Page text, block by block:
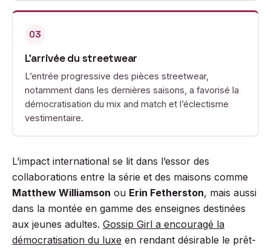
03
L’arrivée du streetwear
L’entrée progressive des pièces streetwear,
notamment dans les dernières saisons, a favorisé la
démocratisation du mix and match et l’éclectisme
vestimentaire.
L’impact international se lit dans l’essor des
collaborations entre la série et des maisons comme
Matthew Williamson ou Erin Fetherston, mais aussi
dans la montée en gamme des enseignes destinées
aux jeunes adultes. Gossip Girl a encouragé la
démocratisation du luxe en rendant désirable le prêt-